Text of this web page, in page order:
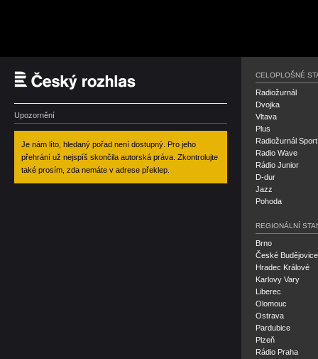
Upozornění
Je nám líto, hledaný pořad není dostupný. Pro jeho
přehrání už nejspíš skončila autorská práva. Zkontrolujte
také prosím, zda nemáte v adrese překlep.
CELOPLOŠNÉ
Radiožurnál
Dvojka
Vltava
Plus
Radiožurnál Sport
Radio Wave
Rádio Junior
D-dur
Jazz
Pohoda
REGIONÁLNÍ
Brno
České Budějovice
Hradec Králové
Karlovy Vary
Liberec
Olomouc
Ostrava
Pardubice
Plzeň
Rádio Praha